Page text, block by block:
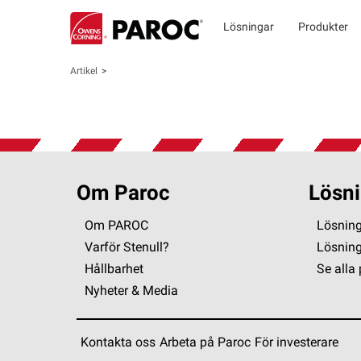
Lösningar Produkter
Artikel
Om Paroc
Om PAROC
Varför Stenull?
Hållbarhet
Nyheter & Media
Se alla
Kontakta oss Arbeta på Paroc För investerare